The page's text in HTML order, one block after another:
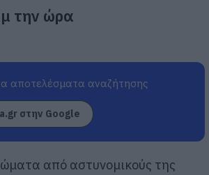
την ώρα
αποτελέσματα αναζήτησης
στην Google
από αστυνομικούς της